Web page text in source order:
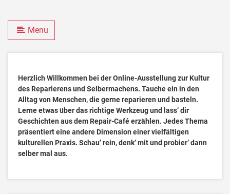
Menu
Herzlich Willkommen bei der Online-Ausstellung zur Kultur
des Reparierens und Selbermachens. Tauche ein in den
Alltag von Menschen, die gerne reparieren und basteln.
Lerne etwas über das richtige Werkzeug und lass’ dir
Geschichten aus dem Repair-Café erzählen. Jedes Thema
präsentiert eine andere Dimension einer vielfältigen
kulturellen Praxis. Schau’ rein, denk’ mit und probier’ dann
selber mal aus.